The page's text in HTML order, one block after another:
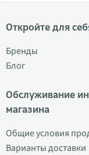
Откройте для
Бренды
Блог
Обслуживание
магазина
Общие условия
Варианты доставки